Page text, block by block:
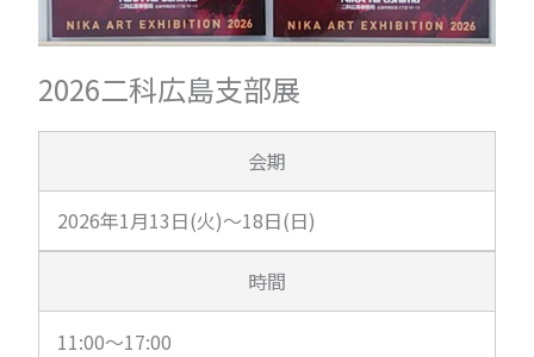
2026二科広島支部展
会期
2026年1月13日(火)～18日(日)
時間
11:00～17:00